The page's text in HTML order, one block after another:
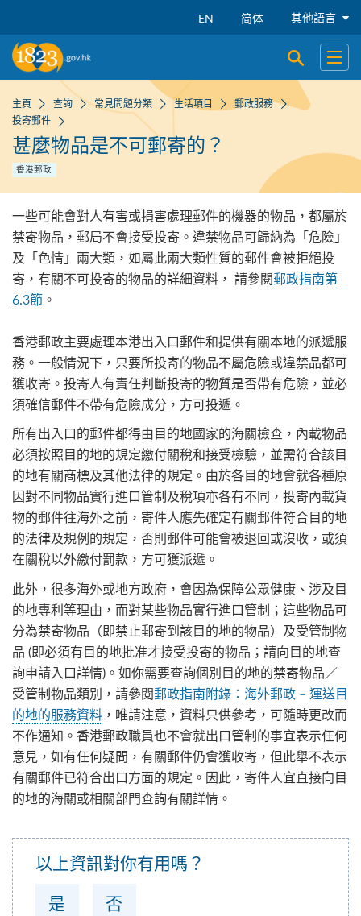
EN 简体 其他語言
開啟搜尋
開啟
主頁 查詢 常見問題分類 生活項目
郵政服務
投寄郵件
甚麼物品是不可郵寄的？
香港郵政
一些可能會對人有害或損害處理郵件的機器的物品，都屬於
禁寄物品，郵局不會接受投寄。違禁物品可歸納為「危險」
及「色情」兩大類，如屬此兩大類性質的郵件會被拒絕投
寄，有關不可投寄的物品的詳細資料， 請參閱郵政指南第
6.3節 。
香港郵政主要處理本港出入口郵件和提供有關本地的派遞服
務。一般情況下，只要所投寄的物品不屬危險或違禁品都可
獲收寄。投寄人有責任判斷投寄的物質是否帶有危險，並必
須確信郵件不帶有危險成分，方可投遞。
所有出入口的郵件都得由目的地國家的海關檢查，內載物品
必須按照目的地的規定繳付關稅和接受檢驗，並需符合該目
的地有關商標及其他法律的規定。由於各目的地會就各種原
因對不同物品實行進口管制及稅項亦各有不同，投寄內載貨
物的郵件往海外之前，寄件人應先確定有關郵件符合目的地
的法律及規例的規定，否則郵件可能會被退回或沒收，或須
在關稅以外繳付罰款，方可獲派遞。
此外，很多海外或地方政府，會因為保障公眾健康、涉及目
的地專利等理由，而對某些物品實行進口管制；這些物品可
分為禁寄物品（即禁止郵寄到該目的地的物品）及受管制物
品 (即必須有目的地批准才接受投寄的物品；請向目的地查
詢申請入口詳情)。如你需要查詢個別目的地的禁寄物品／
受管制物品類別，請參閱郵政指南附錄：海外郵政 – 運送目
的地的服務資料 ，唯請注意，資料只供參考，可隨時更改而
不作通知。香港郵政職員也不會就出口管制的事宜表示任何
意見，如有任何疑問，有關郵件仍會獲收寄，但此舉不表示
有關郵件已符合出口方面的規定。因此，寄件人宜直接向目
的地的海關或相關部門查詢有關詳情。
以上資訊對你有用嗎？
是
否